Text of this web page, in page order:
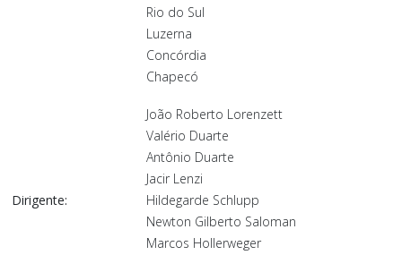
Rio do Sul
Luzerna
Concórdia
Chapecó
Dirigente:
João Roberto Lorenzett
Valério Duarte
Antônio Duarte
Jacir Lenzi
Hildegarde Schlupp
Newton Gilberto Saloman
Marcos Hollerweger